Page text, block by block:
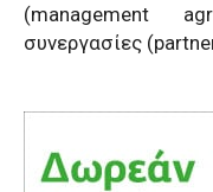
(management
συνεργασίες